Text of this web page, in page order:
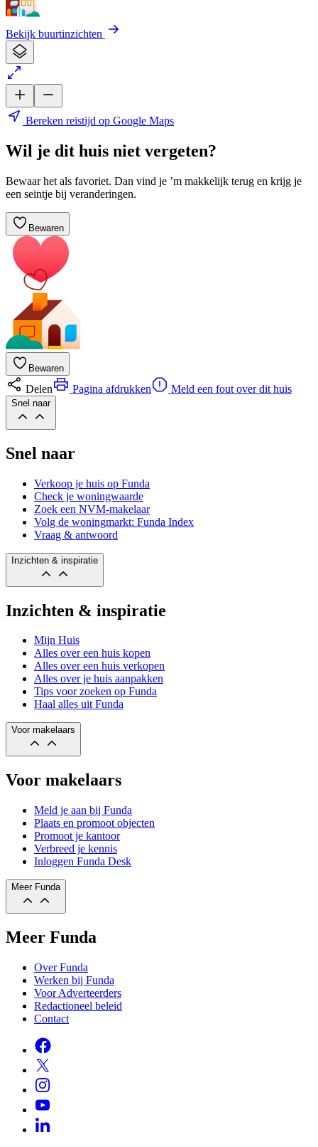
Bekijk buurtinzichten
Bereken reistijd op Google Maps
Wil je dit huis niet vergeten?
Bewaar het als favoriet. Dan vind je ’m makkelijk terug en krijg je
een seintje bij veranderingen.
Bewaren
Bewaren
Delen Pagina afdrukken Meld een fout over dit huis
Snel naar
Snel naar
Verkoop je huis op Funda
Check je woningwaarde
Zoek een NVM-makelaar
Volg de woningmarkt: Funda Index
Vraag & antwoord
Inzichten & inspiratie
Inzichten & inspiratie
Mijn Huis
Alles over een huis kopen
Alles over een huis verkopen
Alles over je huis aanpakken
Tips voor zoeken op Funda
Haal alles uit Funda
Voor makelaars
Voor makelaars
Meld je aan bij Funda
Plaats en promoot objecten
Promoot je kantoor
Verbreed je kennis
Inloggen Funda Desk
Meer Funda
Meer Funda
Over Funda
Werken bij Funda
Voor Adverteerders
Redactioneel beleid
Contact